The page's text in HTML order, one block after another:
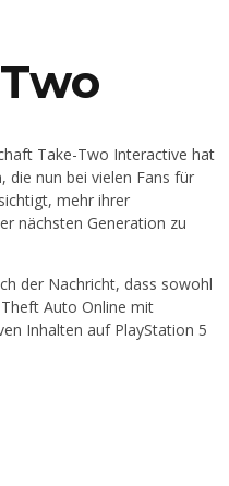
Take-Two Interactive hat
die nun bei vielen Fans für
mehr ihrer
nächsten Generation zu
der Nachricht, dass sowohl
Auto Online mit
Inhalten auf PlayStation 5